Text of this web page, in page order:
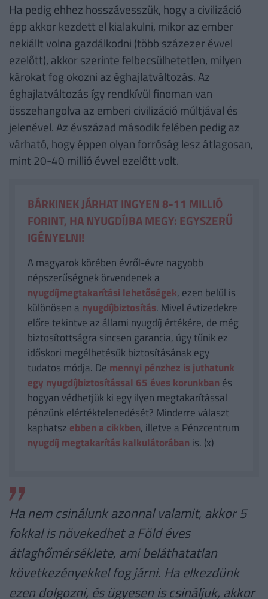
Ha pedig ehhez hosszávesszük, hogy a civilizáció
épp akkor kezdett el kialakulni, mikor az ember
nekiállt volna gazdálkodni (több százezer évvel
ezelőtt), akkor szerinte felbecsülhetetlen, milyen
károkat fog okozni az éghajlatváltozás. Az
éghajlatváltozás így rendkívül finoman van
összehangolva az emberi civilizáció múltjával és
jelenével. Az évszázad második felében pedig az
várható, hogy éppen olyan forróság lesz átlagosan,
mint 20-40 millió évvel ezelőtt volt.
BÁRKINEK JÁRHAT INGYEN 8-11 MILLIÓ
FORINT, HA NYUGDÍJBA MEGY: EGYSZERŰ
IGÉNYELNI!
A magyarok körében évről-évre nagyobb
népszerűségnek örvendenek a
nyugdíjmegtakarítási lehetőségek, ezen belül is
különösen a nyugdíjbiztosítás. Mivel évtizedekre
előre tekintve az állami nyugdíj értékére, de még
biztosítottságra sincsen garancia, úgy tűnik ez
időskori megélhetésük biztosításának egy
tudatos módja. De mennyi pénzhez is juthatunk
egy nyugdíjbiztosítással 65 éves korunkban és
hogyan védhetjük ki egy ilyen megtakarítással
pénzünk elértéktelenedését? Minderre választ
kaphatsz ebben a cikkben, illetve a Pénzcentrum
nyugdíj megtakarítás kalkulátorában is. (x)
Ha nem csinálunk azonnal valamit, akkor 5
fokkal is növekedhet a Föld éves
átlaghőmérséklete, ami beláthatatlan
következényekkel fog járni. Ha elkezdünk
ezen dolgozni, és ügyesen is csináljuk, akkor